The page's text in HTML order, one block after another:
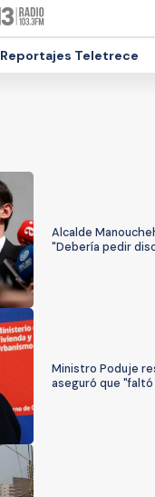
Reportajes Teletrece
Alcalde
"Debería pedir
Ministro Poduje
aseguró que "faltó